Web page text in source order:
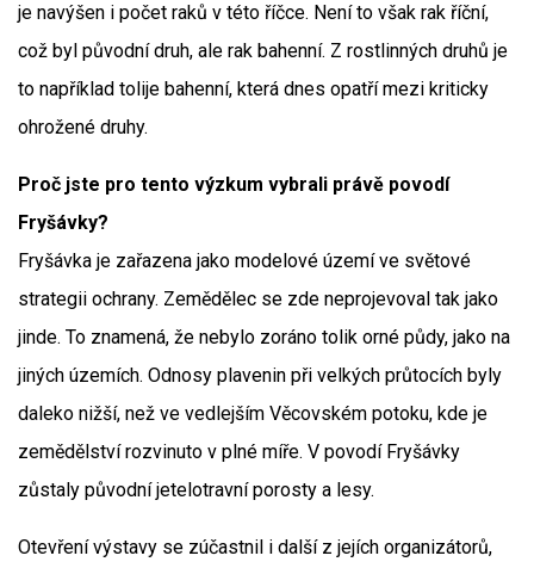
je navýšen i počet raků v této říčce. Není to však rak říční,
což byl původní druh, ale rak bahenní. Z rostlinných druhů je
to například tolije bahenní, která dnes opatří mezi kriticky
ohrožené druhy.
Proč jste pro tento výzkum vybrali právě povodí
Fryšávky?
Fryšávka je zařazena jako modelové území ve světové
strategii ochrany. Zemědělec se zde neprojevoval tak jako
jinde. To znamená, že nebylo zoráno tolik orné půdy, jako na
jiných územích. Odnosy plavenin při velkých průtocích byly
daleko nižší, než ve vedlejším Věcovském potoku, kde je
zemědělství rozvinuto v plné míře. V povodí Fryšávky
zůstaly původní jetelotravní porosty a lesy.
Otevření výstavy se zúčastnil i další z jejích organizátorů,